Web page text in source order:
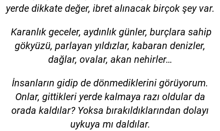
yerde dikkate değer, ibret alınacak birçok şey var.
Karanlık geceler, aydınlık günler, burçlara sahip
gökyüzü, parlayan yıldızlar, kabaran denizler,
dağlar, ovalar, akan nehirler…
İnsanların gidip de dönmediklerini görüyorum.
Onlar, gittikleri yerde kalmaya razı oldular da
orada kaldılar? Yoksa bırakıldıklarından dolayı
uykuya mı daldılar.